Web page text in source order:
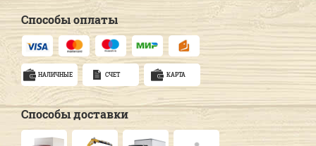
Способы оплаты
НАЛИЧНЫЕ СЧЕТ КАРТА
Способы доставки